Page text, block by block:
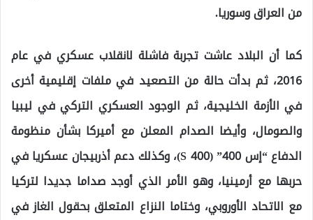
من العراق وسوريا.
كما أن البلاد عاشت تجربة فاشلة لانقلاب عسكري في عام
2016، ثم بدأت حالة من التصعيد في ملفات إقليمية أخرى
في الأزمة الخليجية، ثم الوجود العسكري التركي في ليبيا
والصومال، وأيضا الصدام المعلن مع أميركا بشأن منظومة
الدفاع “إس 400” (S 400)، وكذلك دعم أذربيجان عسكريا في
حربها مع أرمينيا، وهو الأمر الذي أوجد صداما جديدا لتركيا
مع الاتحاد الأوروبي، وختاما النزاع المتعلق بحقول الغاز في